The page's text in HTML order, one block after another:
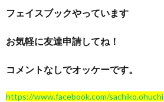
フェイスブックやっています
お気軽に友達申請してね！
コメントなしでオッケーです。
https://www.facebook.com/sachiko.ohuchi